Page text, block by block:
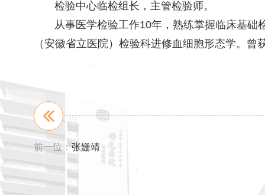
检验中心临检组长，主管检验师。
从事医学检验工作10年，熟练掌握临床基础
（安徽省立医院）检验科进修血细胞形态学。曾
前一位：张姗靖